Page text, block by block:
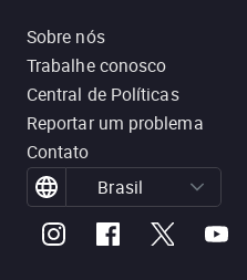
Sobre nós
Trabalhe conosco
Central de Políticas
Reportar um problema
Contato
Brasil